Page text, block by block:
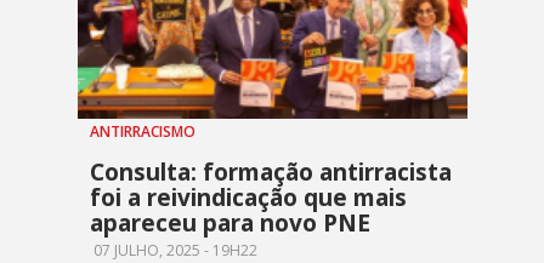
ANTIRRACISMO
Consulta: formação antirracista
foi a reivindicação que mais
apareceu para novo PNE
07 JULHO, 2025 - 19H22